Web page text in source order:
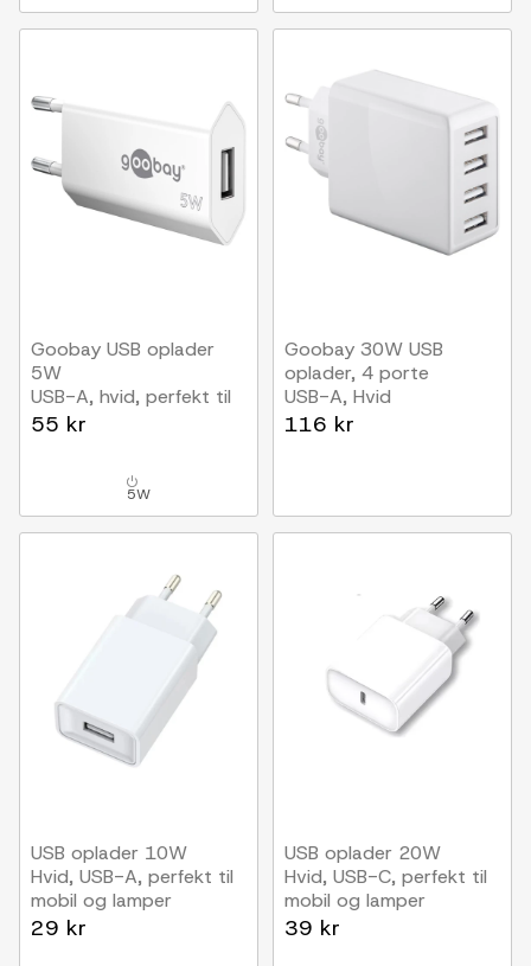
Goobay USB oplader
5W
USB-A, hvid, perfekt til
mobil og lamper
55 kr
5W
Goobay 30W USB
oplader, 4 porte
USB-A, Hvid
116 kr
USB oplader 10W
Hvid, USB-A, perfekt til
mobil og lamper
29 kr
USB oplader 20W
Hvid, USB-C, perfekt til
mobil og lamper
39 kr